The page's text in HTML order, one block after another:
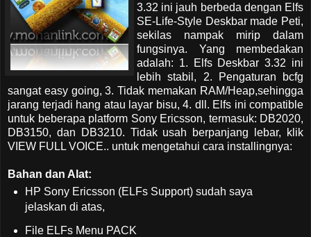
3.32 ini jauh berbeda dengan Elfs
SE-Life-Style Deskbar made Peti,
sekilas nampak mirip dalam
fungsinya. Yang membedakan
adalah: 1. Elfs Deskbar 3.32 ini
lebih stabil, 2. Pengaturan bcfg
sangat easy going, 3. Tidak memakan RAM/Heap,sehingga
jarang terjadi hang atau layar bisu, 4. dll. Elfs ini compatible
untuk beberapa platform Sony Ericsson, termasuk: DB2020,
DB3150, dan DB3210. Tidak usah berpanjang lebar, klik
VIEW FULL VOICE.. untuk mengetahui cara installingnya:
Bahan dan Alat:
HP Sony Ericsson (ELFs Support) sudah saya
jelaskan di atas,
File ELFs Menu PACK